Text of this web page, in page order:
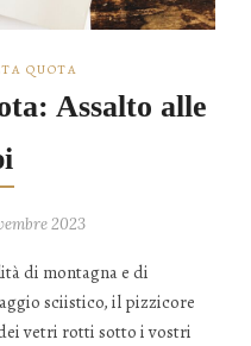
QUOTA
Assalto alle
2023
di montagna e di
sciistico, il pizzicore
vetri rotti sotto i vostri